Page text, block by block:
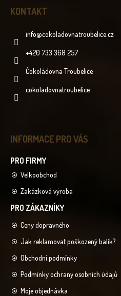
KONTAKT
info@cokoladovnatroubelice.cz
+420 733 368 257
Čokoládovna Troubelice
cokoladovnatroubelice
INFORMACE PRO VÁS
Velkoobchod
Zakázková výroba
Ceny dopravného
Jak reklamovat poškozený balík?
Obchodní podmínky
Podmínky ochrany osobních údajů
Moje objednávka